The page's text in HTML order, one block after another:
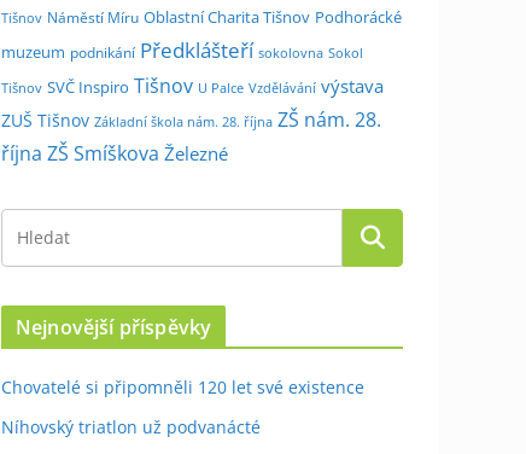
Tišnov Náměstí Míru Oblastní Charita Tišnov Podhorácké
muzeum podnikání Předklášteří sokolovna Sokol
Tišnov SVČ Inspiro Tišnov U Palce Vzdělávání výstava
ZUŠ Tišnov Základní škola nám. 28. října ZŠ nám. 28.
října ZŠ Smíškova Železné
Nejnovější příspěvky
Chovatelé si připomněli 120 let své existence
Níhovský triatlon už podvanácté